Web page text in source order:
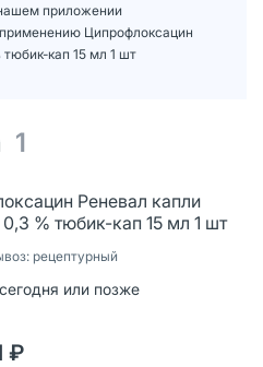
приложении
Ципрофлоксацин
кап 15 мл 1 шт
1
Реневал капли
% тюбик-кап 15 мл 1 шт
рецептурный
или позже
₽